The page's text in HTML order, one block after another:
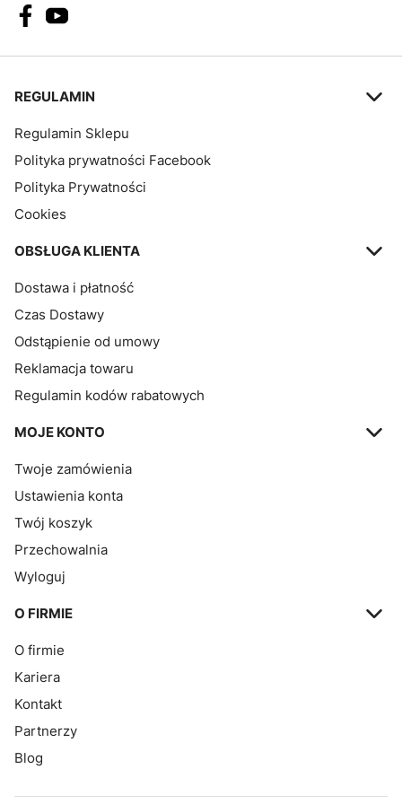
Linki w stopce
REGULAMIN
Regulamin Sklepu
Polityka prywatności Facebook
Polityka Prywatności
Cookies
OBSŁUGA KLIENTA
Dostawa i płatność
Czas Dostawy
Odstąpienie od umowy
Reklamacja towaru
Regulamin kodów rabatowych
MOJE KONTO
Twoje zamówienia
Ustawienia konta
Twój koszyk
Przechowalnia
Wyloguj
O FIRMIE
O firmie
Kariera
Kontakt
Partnerzy
Blog